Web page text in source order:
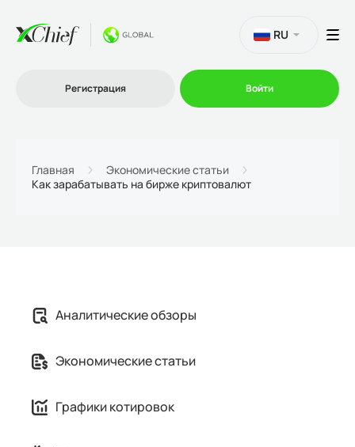
Партнеру
RU
Регистрация Войти
Главная
Экономические статьи
Как зарабатывать на бирже криптовалют
Аналитические обзоры
Экономические статьи
Графики котировок